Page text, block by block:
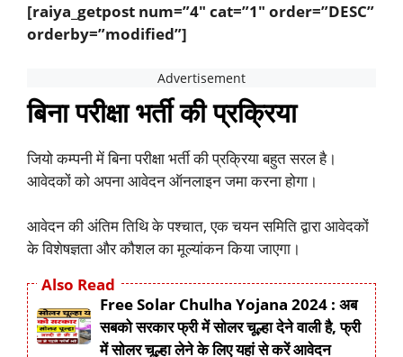
[raiya_getpost num=”4″ cat=”1″ order=”DESC”
orderby=”modified”]
बिना परीक्षा भर्ती की प्रक्रिया
जियो कम्पनी में बिना परीक्षा भर्ती की प्रक्रिया बहुत सरल है।
आवेदकों को अपना आवेदन ऑनलाइन जमा करना होगा।
आवेदन की अंतिम तिथि के पश्चात, एक चयन समिति द्वारा आवेदकों
के विशेषज्ञता और कौशल का मूल्यांकन किया जाएगा।
Also Read
Free Solar Chulha Yojana 2024 : अब
सबको सरकार फ्री में सोलर चूल्हा देने वाली है, फ्री
में सोलर चूल्हा लेने के लिए यहां से करें आवेदन